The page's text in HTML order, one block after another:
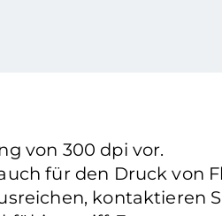
von 300 dpi vor.
für den Druck von
kontaktieren